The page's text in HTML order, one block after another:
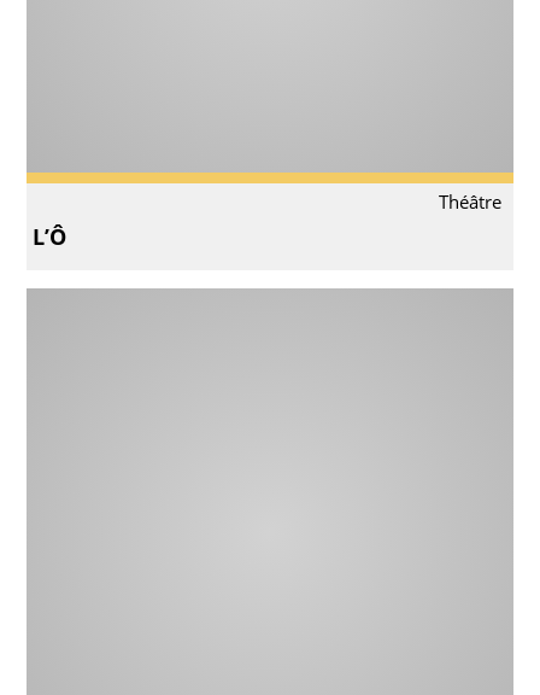
Théâtre
L’Ô